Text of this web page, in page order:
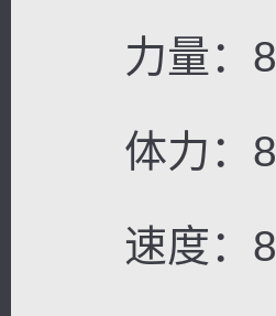
力量：8
体力：8
速度：8